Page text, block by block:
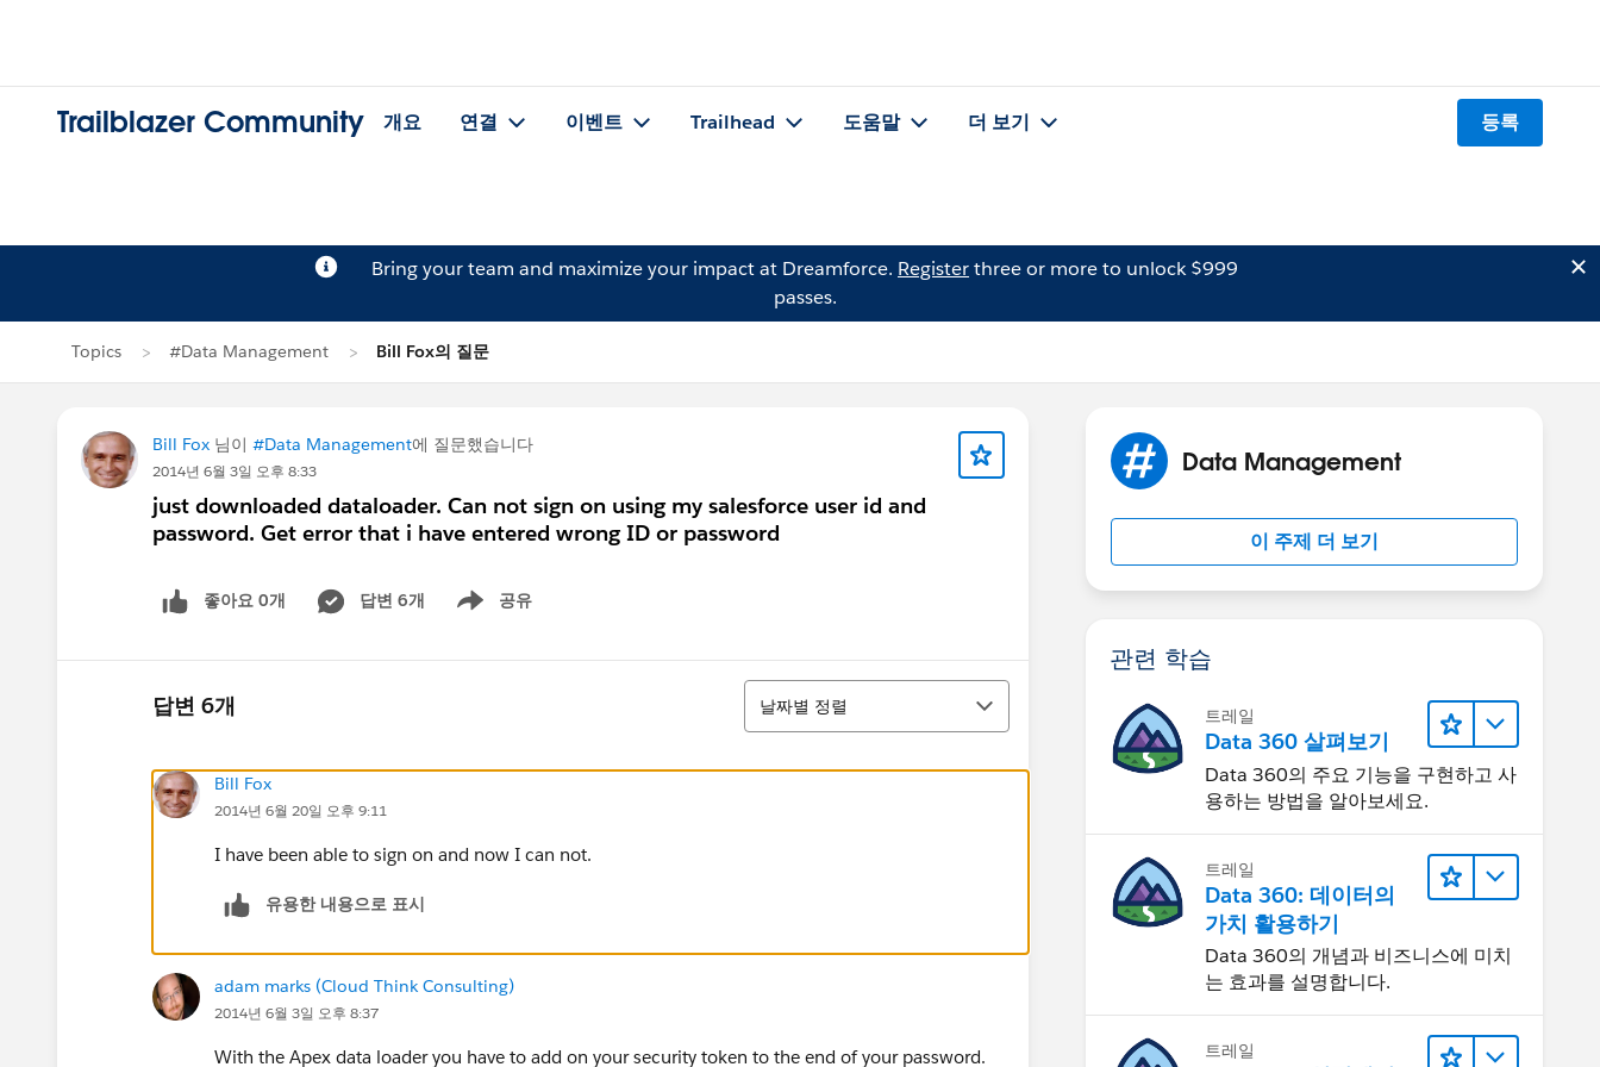
Trailblazer Community 개요 연결 이벤트 Trailhead 도움말 더 보기 등록
Bring your team and maximize your impact at Dreamforce. Registerthree or more to unlock $999
passes.
Topics #Data Management Bill Fox의 질문
Bill Fox 님이 #Data Management에 질문했습니다
2014년 6월 3일 오후 8:33
just downloaded dataloader. Can not sign on using my salesforce user id and
password. Get error that i have entered wrong ID or password
좋아요 0개 답변 6개 공유
Show menu
답변 6개
정렬
날짜별 정렬
Bill Fox
2014년 6월 20일 오후 9:11
I have been able to sign on and now I can not.
유용한 내용으로 표시
adam marks (Cloud Think Consulting)
2014년 6월 3일 오후 8:37
With the Apex data loader you have to add on your security token to the end of your password.
Data Management
이 주제 더 보기
관련 학습
트레일
Data 360 살펴보기
Data 360의 주요 기능을 구현하고 사
용하는 방법을 알아보세요.
트레일
Data 360: 데이터의
가치 활용하기
Data 360의 개념과 비즈니스에 미치
는 효과를 설명합니다.
트레일